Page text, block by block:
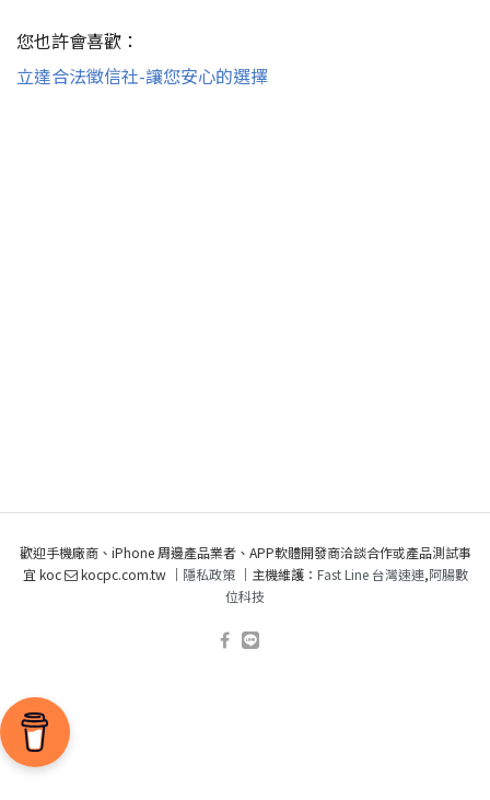
您也許會喜歡：
立達合法徵信社-讓您安心的選擇
歡迎手機廠商、iPhone 周邊產品業者、APP軟體開發商洽談合作或產品測試事
宜 koc
kocpc.com.tw ｜ 隱私政策｜主機維護： Fast Line 台灣速連,阿腸數
位科技